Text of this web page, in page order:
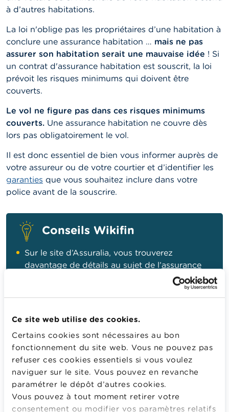
Ce site web utilise des cookies.
Certains cookies sont nécessaires au bon
fonctionnement du site web. Vous ne pouvez pas
refuser ces cookies essentiels si vous voulez
naviguer sur le site. Vous pouvez en revanche
paramétrer le dépôt d’autres cookies.
Vous pouvez à tout moment retirer votre
consentement ou modifier vos paramètres relatifs
à d’autres habitations.
La loi n'oblige pas les propriétaires d’une habitation à
conclure une assurance habitation … mais ne pas
assurer son habitation serait une mauvaise idée ! Si
un contrat d'assurance habitation est souscrit, la loi
prévoit les risques minimums qui doivent être
couverts.
Le vol ne figure pas dans ces risques minimums
couverts. Une assurance habitation ne couvre dès
lors pas obligatoirement le vol.
Il est donc essentiel de bien vous informer auprès de
votre assureur ou de votre courtier et d’identifier les
garanties que vous souhaitez inclure dans votre
police avant de la souscrire.
Conseils Wikifin
Sur le site d’Assuralia, vous trouverez
davantage de détails au sujet de l’assurance
pouvez toujours ajouter cette couverture.
Bon à savoir
La loi n'oblige pas les propriétaires d’une
habitation à conclure une assurance habitation,